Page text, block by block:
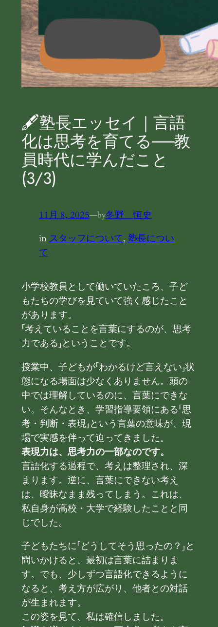
🖋塾長エッセイ｜言語
化は思考を育てる──教
員時代に学んだこと
(3/3)
11月 8, 2025—by冬野 恒史
in スタッフについて, 塾長につい
て
小学校教員として働いていたころ、子ど
もたちの学びを見ていて強く感じたこと
があります。
「考えていることを言葉にするのが、思考
力である」ということです。
授業中、子どもが「わかるけど言えない」状
態になる場面は少なくありません。頭の
中では理解しているのに、言葉にできな
い。そんなとき、学習指導要領にある「思
考・判断・表現」という言葉の意味が、現
場で実感を伴って迫ってきました。
表現力は、思考力の一部なのです。
言語化する過程で、考えは整理され、深
まります。逆に、言葉にできない考え
は、曖昧なまま残ってしまう。これは、
私自身が高校・大学で経験したことと同
じでした。
子どもたちに「どうしてそう思ったの？」と
問いかけると、最初は言葉に詰まりま
す。でも、少しずつ言語化できるように
なると、考え方が広がり、他者との対話
が生まれます。
この姿を見て、私は確信しました。